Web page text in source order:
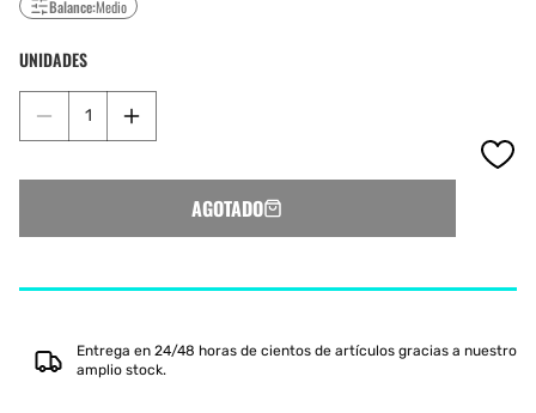
Balance:Medio
UNIDADES
Reducir
cantidad
MOTION
Aumentar
cantidad
RADICAL
MOTION
AGOTADO
Entrega en 24/48 horas de cientos de artículos gracias a nuestro
amplio stock.